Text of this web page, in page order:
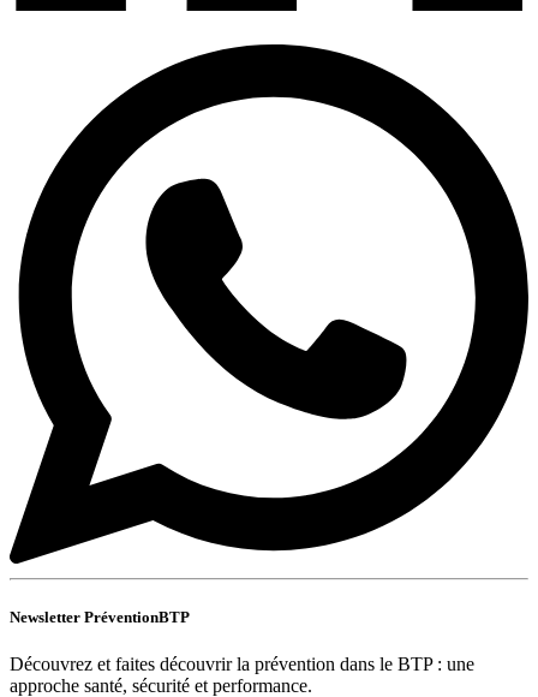
Newsletter PréventionBTP
Découvrez et faites découvrir la prévention dans le BTP : une
approche santé, sécurité et performance.